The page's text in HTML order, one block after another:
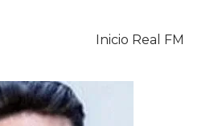
Inicio Real FM
En Vivo